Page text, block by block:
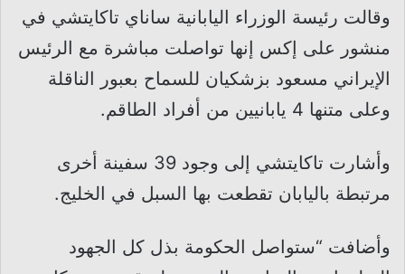
وقالت رئيسة الوزراء اليابانية ساناي تاكايتشي في
منشور على إكس إنها تواصلت مباشرة مع الرئيس
الإيراني مسعود بزشكيان للسماح بعبور الناقلة
وعلى متنها 4 يابانيين من أفراد الطاقم.
وأشارت تاكايتشي إلى وجود 39 سفينة أخرى
مرتبطة باليابان تقطعت بها السبل في الخليج.
وأضافت “ستواصل الحكومة بذل كل الجهود